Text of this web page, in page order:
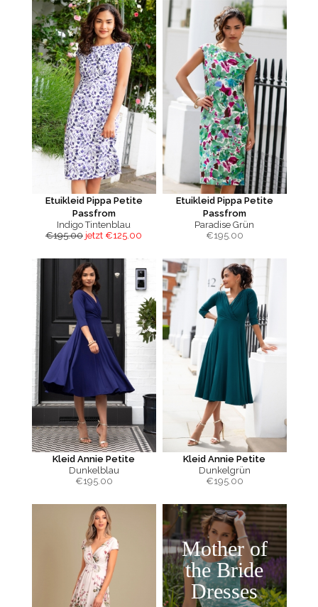
Etuikleid Pippa Petite
Passfrom
Indigo Tintenblau
€195.00 jetzt €125.00
Etuikleid Pippa Petite
Passfrom
Paradise Grün
€195.00
Kleid Annie Petite
Dunkelblau
€195.00
Kleid Annie Petite
Dunkelgrün
€195.00
Mother of
the Bride
Dresses